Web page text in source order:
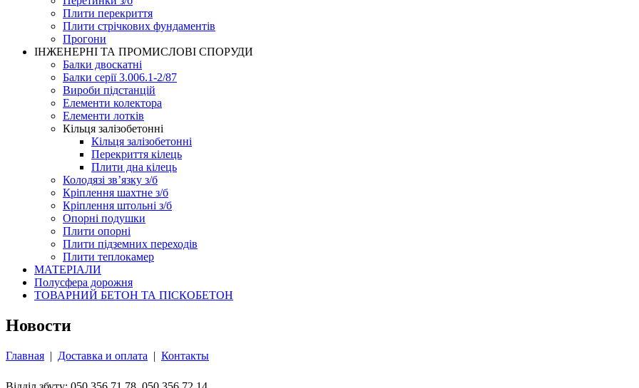
Плити перекриття
Плити стрічкових фундаментів
Прогони
ІНЖЕНЕРНІ ТА ПРОМИСЛОВІ СПОРУДИ
Балки двоскатні
Балки серії 3.006.1-2/87
Вироби підстанцій
Елементи колектора
Елементи лотків
Кільця залізобетонні
Кільця залізобетонні
Перекриття кілець
Плити дна кілець
Колодязі зв’язку з/б
Кріплення шахтне з/б
Кріплення штольні з/б
Опорні подушки
Плити опорні
Плити підземних переходів
Плити теплокамер
МАТЕРІАЛИ
Полусфера дорожня
ТОВАРНИЙ БЕТОН ТА ПІСКОБЕТОН
Новости
Главная | Доставка и оплата | Контакты